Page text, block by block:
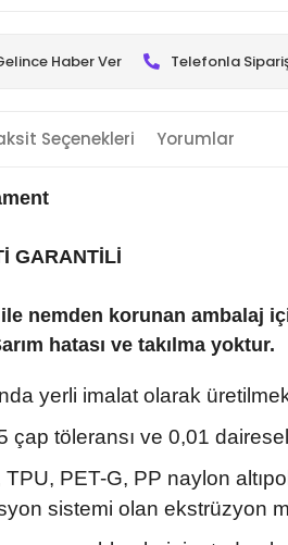
Haber Ver Telefonla
Seçenekleri Yorumlar
GARANTİLİ
nemden korunan ambalaj
hatası ve takılma yoktur.
yerli imalat olarak
çap töleransı ve 0,01
PET-G, PP naylon
sistemi olan ekstrüzyon